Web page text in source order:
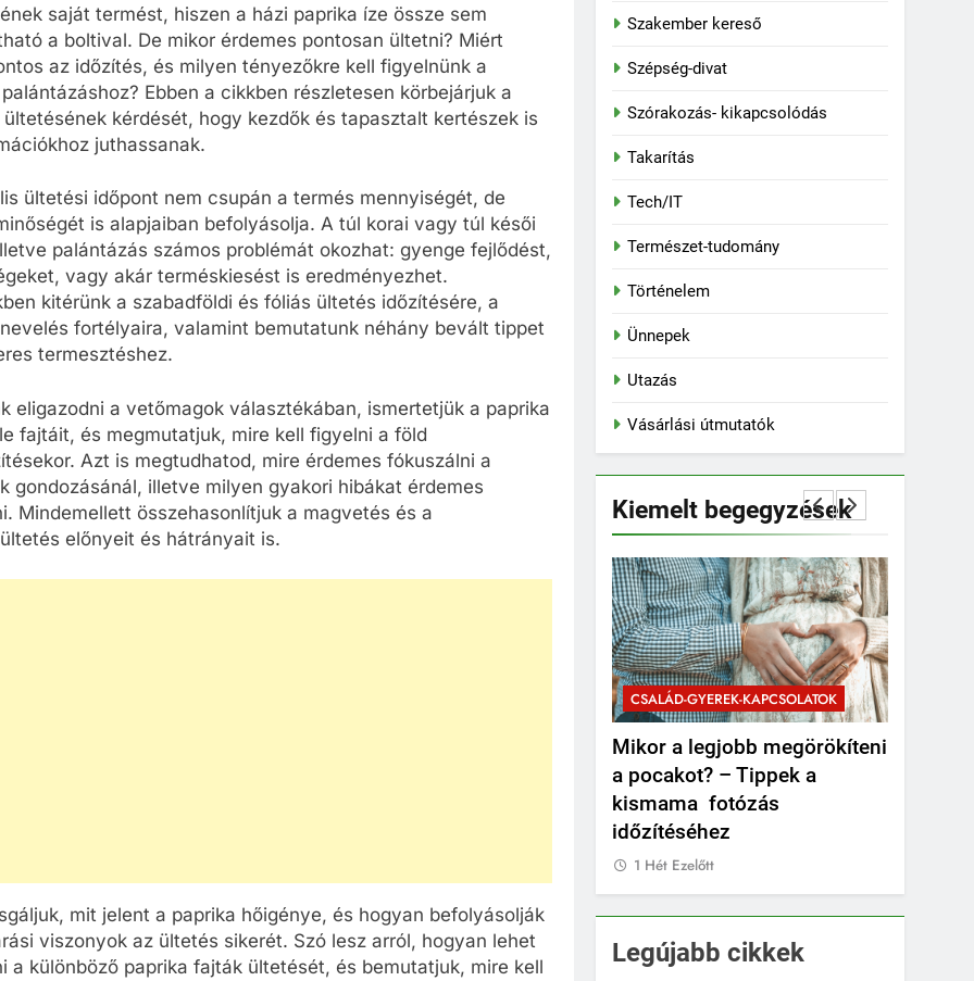
saját termést, hiszen a házi paprika íze össze sem
a boltival. De mikor érdemes pontosan ültetni? Miért
az időzítés, és milyen tényezőkre kell figyelnünk a
Ebben a cikkben részletesen körbejárjuk a
ültetésének kérdését, hogy kezdők és tapasztalt kertészek is
juthassanak.
ültetési időpont nem csupán a termés mennyiségét, de
is alapjaiban befolyásolja. A túl korai vagy túl késői
palántázás számos problémát okozhat: gyenge fejlődést,
vagy akár terméskiesést is eredményezhet.
kitérünk a szabadföldi és fóliás ültetés időzítésére, a
fortélyaira, valamint bemutatunk néhány bevált tippet
termesztéshez.
eligazodni a vetőmagok választékában, ismertetjük a paprika
fajtáit, és megmutatjuk, mire kell figyelni a föld
Azt is megtudhatod, mire érdemes fókuszálni a
gondozásánál, illetve milyen gyakori hibákat érdemes
Mindemellett összehasonlítjuk a magvetés és a
előnyeit és hátrányait is.
mit jelent a paprika hőigénye, és hogyan befolyásolják
viszonyok az ültetés sikerét. Szó lesz arról, hogyan lehet
a különböző paprika fajták ültetését, és bemutatjuk, mire kell
Szakember kereső
Szépség-divat
Szórakozás- kikapcsolódás
Takarítás
Tech/IT
Természet-tudomány
Történelem
Ünnepek
Utazás
Vásárlási útmutatók
Kiemelt begegyzések
CSALÁD-GYEREK-KAPCSOLATOK
Mikor a legjobb megörökíteni
a pocakot? – Tippek a
kismama fotózás
időzítéséhez
1 Hét Ezelőtt
Legújabb cikkek